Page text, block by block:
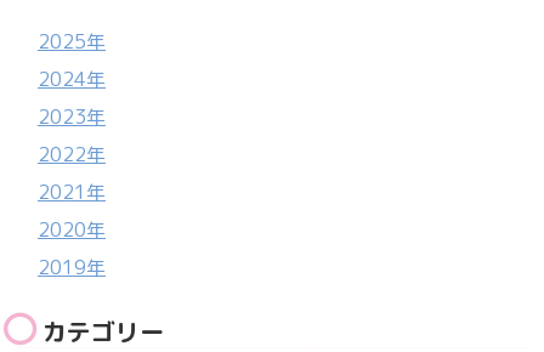
2025年
2024年
2023年
2022年
2021年
2020年
2019年
カテゴリー